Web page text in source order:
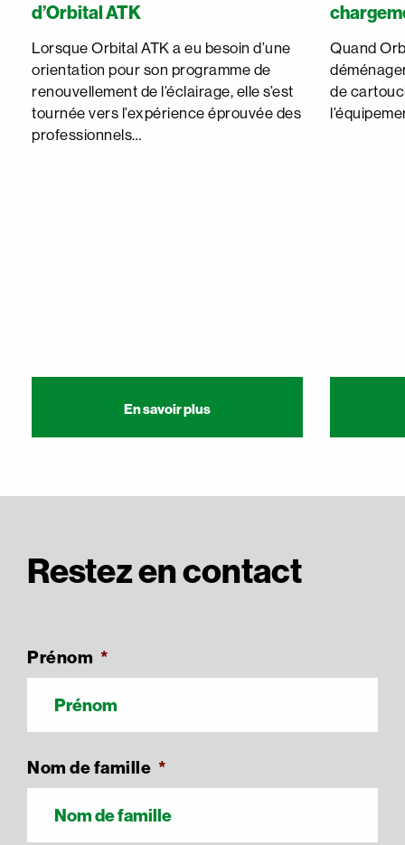
d’Orbital ATK
Lorsque Orbital ATK a eu besoin d’une
orientation pour son programme de
renouvellement de l’éclairage, elle s’est
tournée vers l’expérience éprouvée des
professionnels…
En savoir plus
Quand
de
Restez en contact
Prénom *
Nom de famille *